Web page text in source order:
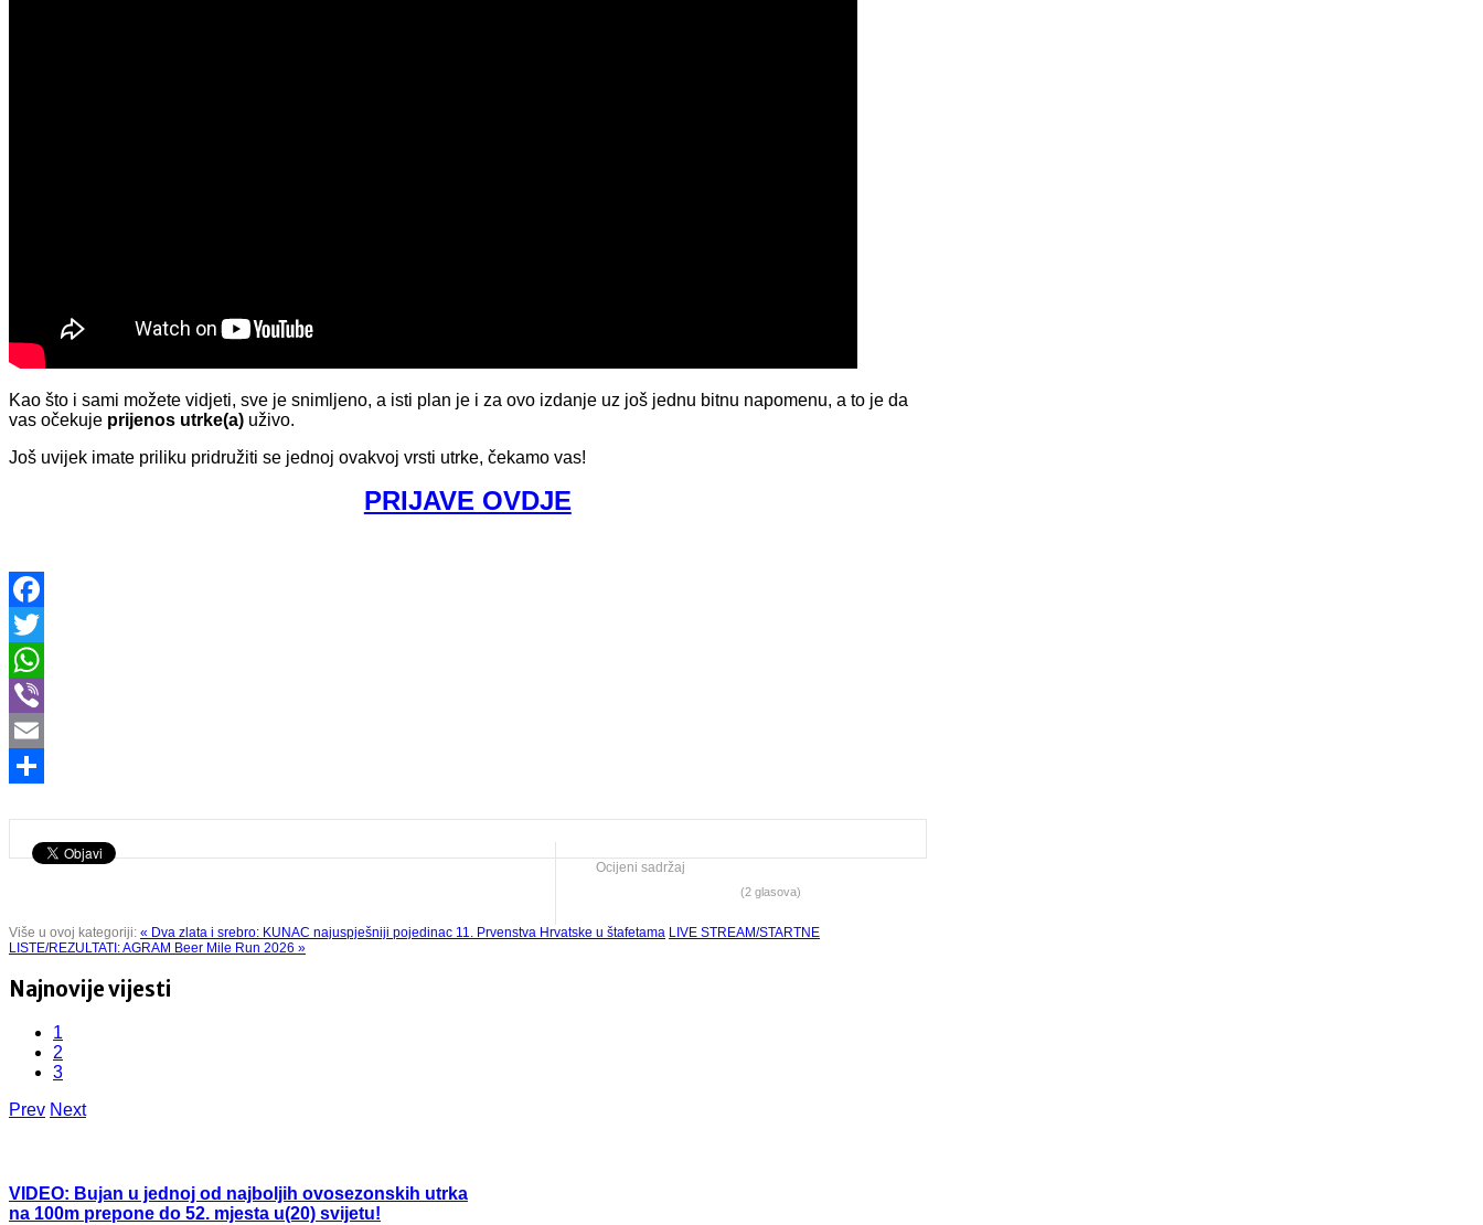
Kao što i sami možete vidjeti, sve je snimljeno, a isti plan je i za ovo izdanje uz još jednu bitnu napomenu, a to je da
vas očekuje prijenos utrke(a) uživo.
Još uvijek imate priliku pridružiti se jednoj ovakvoj vrsti utrke, čekamo vas!
PRIJAVE OVDJE
Facebook
Twitter
WhatsApp
Viber
Email
Ocijeni sadržaj
(2 glasova)
Više u ovoj kategoriji: « Dva zlata i srebro: KUNAC najuspješniji pojedinac 11. Prvenstva Hrvatske u štafetama LIVE STREAM/STARTNE
LISTE/REZULTATI: AGRAM Beer Mile Run 2026 »
Najnovije vijesti
1
2
3
Prev Next
VIDEO: Bujan u jednoj od najboljih ovosezonskih utrka
na 100m prepone do 52. mjesta u(20) svijetu!